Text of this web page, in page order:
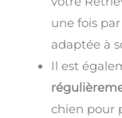
une fois
adaptée à
Il est
chien pour